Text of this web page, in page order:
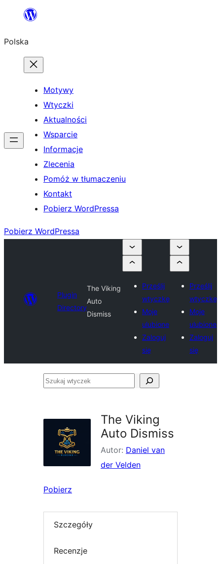
Przejdź
treści
Polska
Motywy
Wtyczki
Aktualności
Wsparcie
Informacje
Zlecenia
Pomóż w tłumaczeniu
Kontakt
Pobierz WordPressa
Pobierz WordPressa
Plugin
Directory
The Viking
Auto
Dismiss
Prześlij
wtyczkę
Moje
ulubione
Zaloguj
się
Prześlij
wtyczkę
Moje
ulubione
Zaloguj
się
Szukaj
The Viking
Auto Dismiss
Autor: Daniel van
der Velden
Pobierz
Szczegóły
Recenzje